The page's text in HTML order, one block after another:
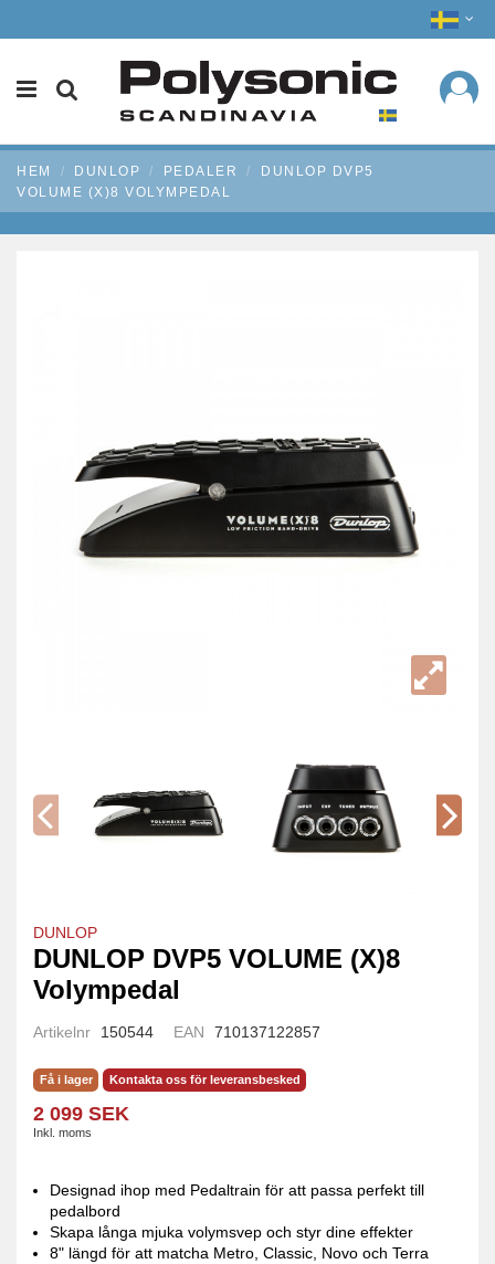
HEM DUNLOP PEDALER
DUNLOP DVP5
VOLUME (X)8 VOLYMPEDAL
DUNLOP
DUNLOP DVP5 VOLUME (X)8
Volympedal
Artikelnr 150544 EAN 710137122857
Få i lager Kontakta oss för leveransbesked
2 099 SEK
Inkl. moms
Designad ihop med Pedaltrain för att passa perfekt till
pedalbord
Skapa långa mjuka volymsvep och styr dine effekter
8" längd för att matcha Metro, Classic, Novo och Terra